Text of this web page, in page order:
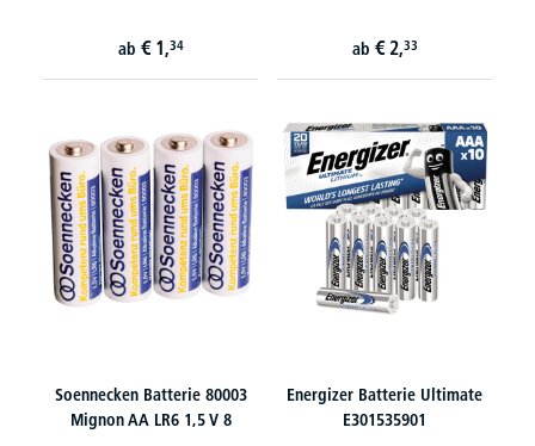
ab € 1,34 ab € 2,33
Soennecken Batterie 80003
Mignon AA LR6 1,5 V 8
Energizer Batterie Ultimate
E301535901